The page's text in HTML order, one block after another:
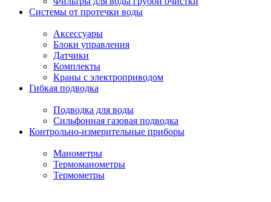
Системы от протечки воды
Аксессуары
Блоки управления
Датчики
Комплекты
Краны с электроприводом
Гибкая подводка
Подводка для воды
Сильфонная газовая подводка
Контрольно-измерительные приборы
Манометры
Термоманометры
Термометры